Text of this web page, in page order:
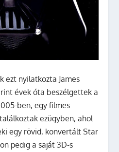
ezt nyilatkozta James
évek óta beszélgettek a
ben, egy filmes
ezügyben, ahol
egy rövid, konvertált Star
pedig a saját 3D-s